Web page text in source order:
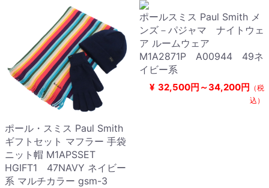
ポール・スミス Paul Smith
ギフトセット マフラー 手袋
ニット帽 M1APSSET
HGIFT1 47NAVY ネイビー
系 マルチカラー gsm-3
ポールスミス Paul Smith メ
ンズ－パジャマ ナイトウェ
ア ルームウェア
M1A2871P A00944 49ネ
イビー系
¥ 32,500円～34,200円 （税
込）